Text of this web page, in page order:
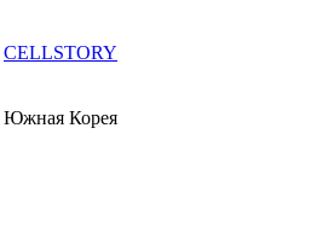
CELLSTORY
Южная Корея